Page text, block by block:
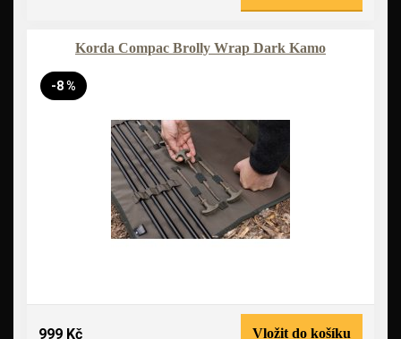
Korda Compac Brolly Wrap Dark Kamo
-8 %
999 Kč Vložit do košíku